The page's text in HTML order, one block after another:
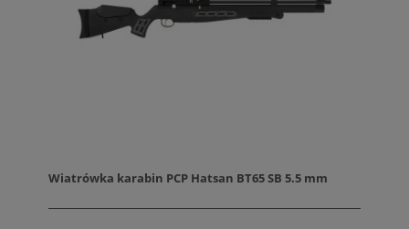
Wiatrówka karabin PCP Hatsan BT65 SB 5.5 mm